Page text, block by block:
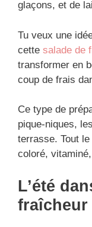
glaçons, et de
Tu veux une
cette salade de
transformer en
coup de frais
Ce type de
pique-niques,
terrasse. Tout
coloré,
L’été